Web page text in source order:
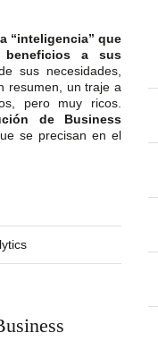
“inteligencia” que
beneficios a sus
sus necesidades,
resumen, un traje a
pero muy ricos.
de Business
se precisan en el